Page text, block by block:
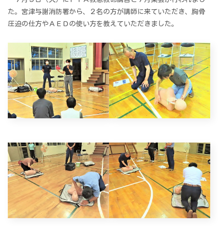
た。宮津与謝消防署から、２名の方が講師に来ていただき、胸骨
圧迫の仕方やＡＥＤの使い方を教えていただきました。